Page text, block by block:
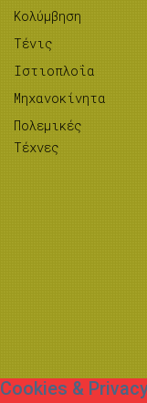
Κολύμβηση
Τένις
Ιστιοπλοΐα
Μηχανοκίνητα
Πολεμικές
Τέχνες
Cookies &